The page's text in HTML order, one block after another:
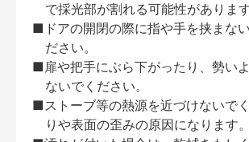
で採光部が割れる可能性があります
■ドアの開閉の際に指や手を挟まな
ださい。
■扉や把手にぶら下がったり、勢い
ないでください。
■ストーブ等の熱源を近づけないで
りや表面の歪みの原因になります。